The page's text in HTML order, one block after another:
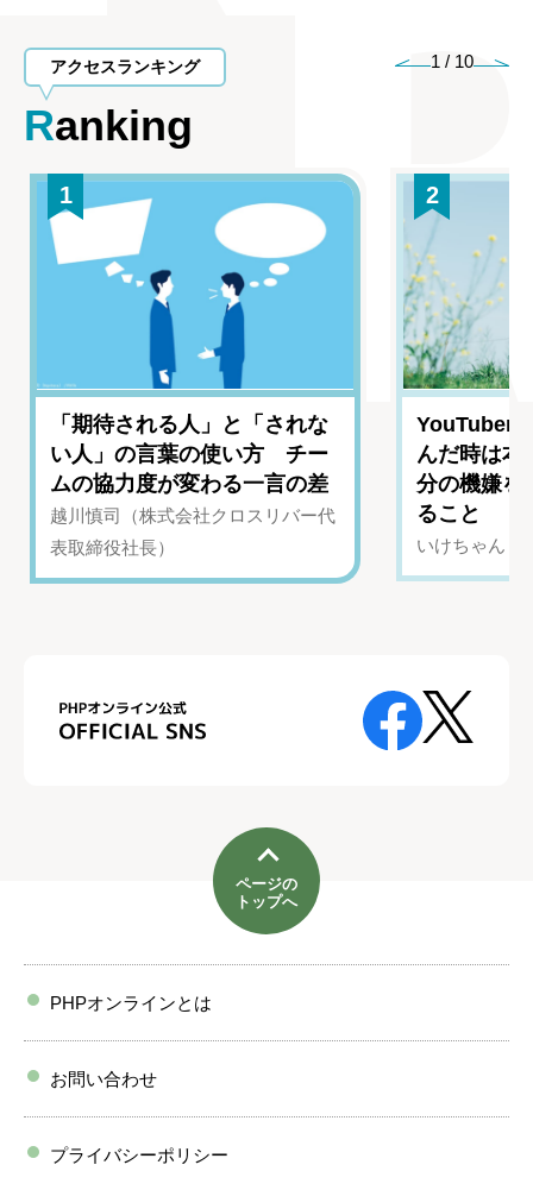
アクセスランキング
Ranking
1 / 10
1
「期待される人」と「されな
い人」の言葉の使い方 チー
ムの協力度が変わる一言の差
越川慎司（株式会社クロスリバー代
表取締役社長）
2
YouTuber
んだ時は
分の機嫌を
ること
いけちゃん（
ページの
トップへ
PHPオンラインとは
お問い合わせ
プライバシーポリシー